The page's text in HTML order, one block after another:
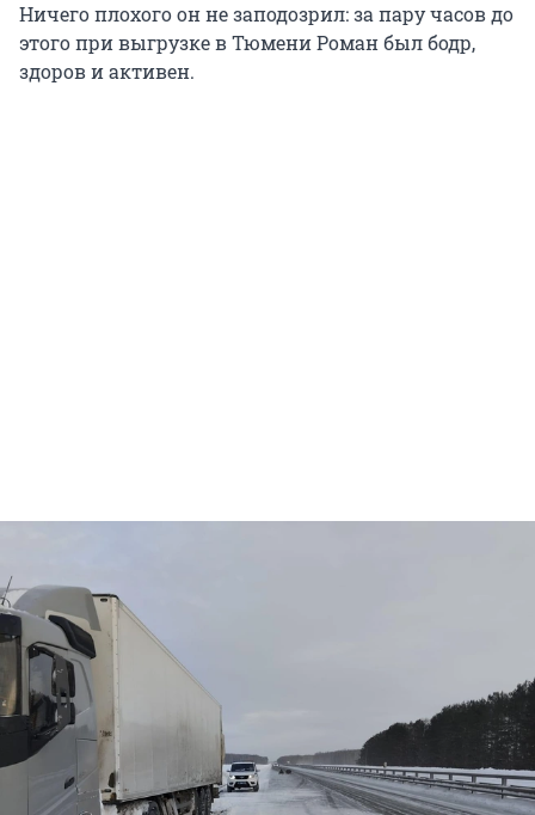
Ничего плохого он не заподозрил: за пару часов до
этого при выгрузке в Тюмени Роман был бодр,
здоров и активен.